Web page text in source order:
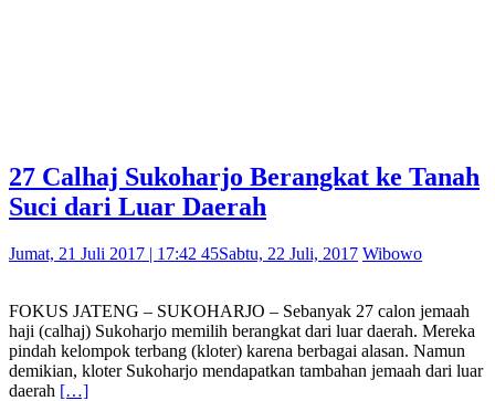
27 Calhaj Sukoharjo Berangkat ke Tanah
Suci dari Luar Daerah
Jumat, 21 Juli 2017 | 17:42 45Sabtu, 22 Juli, 2017 Wibowo
FOKUS JATENG – SUKOHARJO – Sebanyak 27 calon jemaah
haji (calhaj) Sukoharjo memilih berangkat dari luar daerah. Mereka
pindah kelompok terbang (kloter) karena berbagai alasan. Namun
demikian, kloter Sukoharjo mendapatkan tambahan jemaah dari luar
daerah […]